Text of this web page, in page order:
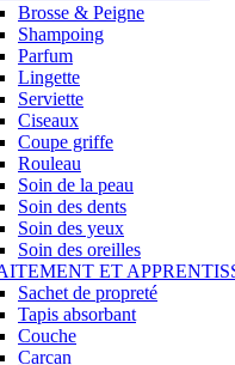
Brosse & Peigne
Shampoing
Parfum
Lingette
Serviette
Ciseaux
Coupe griffe
Rouleau
Soin de la peau
Soin des dents
Soin des yeux
Soin des oreilles
ET
Sachet de propreté
Tapis absorbant
Couche
Carcan